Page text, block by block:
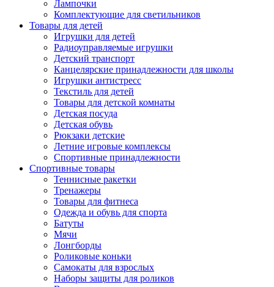
Лампочки
Комплектующие для светильников
Товары для детей
Игрушки для детей
Радиоуправляемые игрушки
Детский транспорт
Канцелярские принадлежности для школы
Игрушки антистресс
Текстиль для детей
Товары для детской комнаты
Детская посуда
Детская обувь
Рюкзаки детские
Летние игровые комплексы
Спортивные принадлежности
Спортивные товары
Теннисные ракетки
Тренажеры
Товары для фитнеса
Одежда и обувь для спорта
Батуты
Мячи
Лонгборды
Роликовые коньки
Самокаты для взрослых
Наборы защиты для роликов